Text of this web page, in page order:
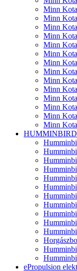
Minn
Minn
Minn
Minn
Minn
Minn
Minn
Minn
Minn
Minn
Minn
Minn
Minn
Minn
HUMMINBIRD
ePropulsion